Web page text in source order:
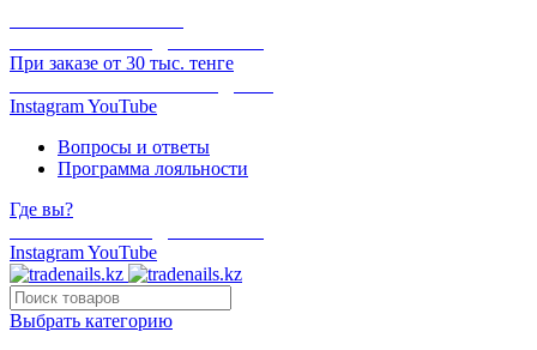
При заказе от 30 тыс. тенге
InstagramYouTube
Вопросы и ответы
Программа лояльности
Где вы?
InstagramYouTube
Выбрать категорию